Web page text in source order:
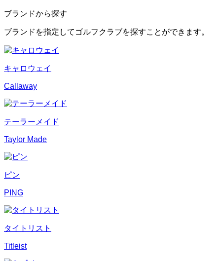
ブランドから探す
ブランドを指定してゴルフクラブを探すことができます。
キャロウェイ
Callaway
テーラーメイド
Taylor Made
ピン
PING
タイトリスト
Titleist